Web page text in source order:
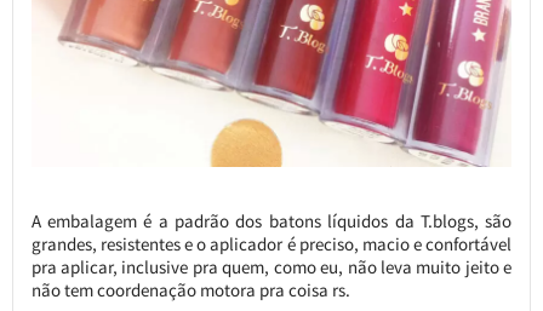
A embalagem é a padrão dos batons líquidos da T.blogs, são
grandes, resistentes e o aplicador é preciso, macio e confortável
pra aplicar, inclusive pra quem, como eu, não leva muito jeito e
não tem coordenação motora pra coisa rs.